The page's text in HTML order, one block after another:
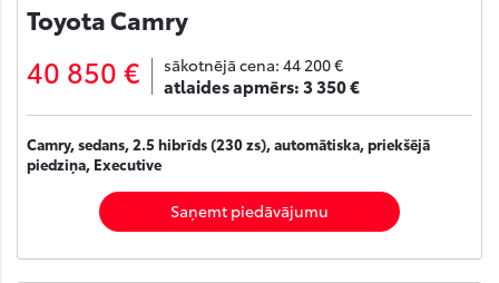
Toyota Camry
40 850 € sākotnējā cena: 44 200 €
atlaides apmērs:3 350 €
Camry, sedans, 2.5 hibrīds (230 zs), automātiska, priekšējā
piedziņa, Executive
Saņemt piedāvājumu